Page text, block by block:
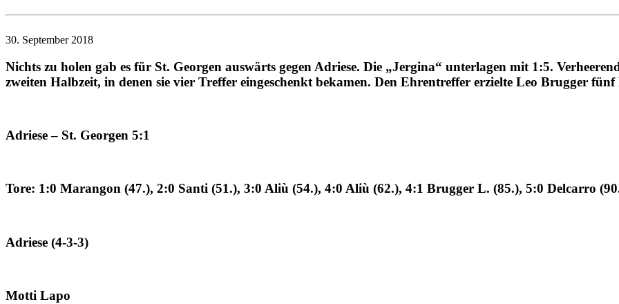
30. September 2018
Nichts zu holen gab es für St. Georgen auswärts gegen Adriese. Die „Jergina“ unterlagen mit 1:5.
zweiten Halbzeit, in denen sie vier Treffer eingeschenkt bekamen. Den Ehrentreffer erzielte Leo Brugger
Adriese – St. Georgen 5:1
Tore: 1:0 Marangon (47.), 2:0 Santi (51.), 3:0 Aliù (54.), 4:0 Aliù (62.), 4:1 Brugger L. (85.), 5:0 Delcarro
Adriese (4-3-3)
Motti Lapo